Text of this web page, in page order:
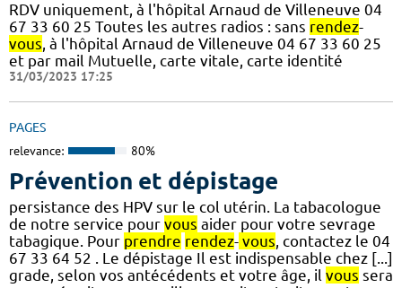
RDV uniquement, à l'hôpital Arnaud de Villeneuve 04
67 33 60 25 Toutes les autres radios : sans rendez-
vous, à l'hôpital Arnaud de Villeneuve 04 67 33 60 25
et par mail Mutuelle, carte vitale, carte identité
31/03/2023 17:25
PAGES
relevance: 80%
Prévention et dépistage
persistance des HPV sur le col utérin. La tabacologue
de notre service pour vous aider pour votre sevrage
tabagique. Pour prendre rendez- vous, contactez le 04
67 33 64 52 . Le dépistage Il est indispensable chez [...]
grade, selon vos antécédents et votre âge, il vous sera